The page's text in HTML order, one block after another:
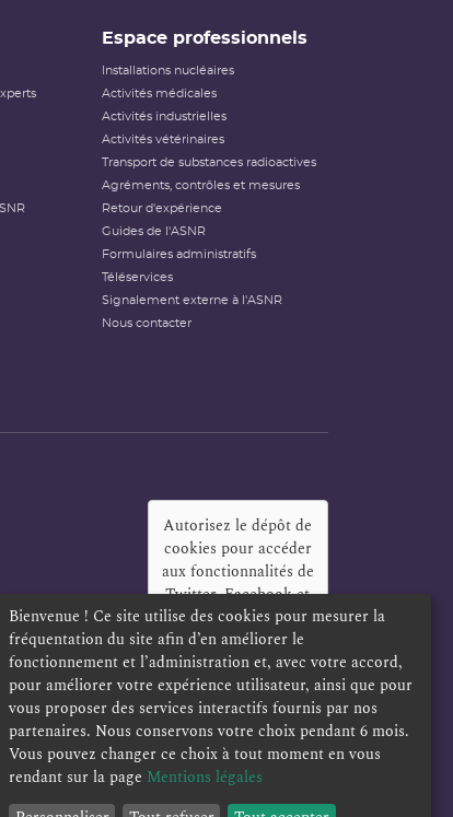
Espace professionnels
Installations nucléaires
Activités médicales
Activités industrielles
Activités vétérinaires
Transport de substances radioactives
Agréments, contrôles et mesures
Retour d'expérience
Guides de l'ASNR
Formulaires administratifs
Téléservices
Signalement externe à l'ASNR
Nous contacter
Autorisez le dépôt de
cookies pour accéder
aux fonctionnalités de
Twitter, Facebook et
LinkedIn?
Oui
Toujours
POLITIQUE DE CONFIDENTIALITÉ
Bienvenue ! Ce site utilise des cookies pour mesurer la
fréquentation du site afin d’en améliorer le
fonctionnement et l’administration et, avec votre accord,
pour améliorer votre expérience utilisateur, ainsi que pour
vous proposer des services interactifs fournis par nos
partenaires. Nous conservons votre choix pendant 6 mois.
Vous pouvez changer ce choix à tout moment en vous
rendant sur la page Mentions légales